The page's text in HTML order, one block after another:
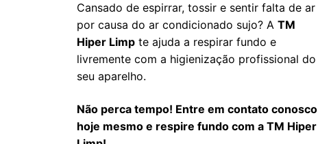
Cansado de espirrar, tossir e sentir falta de ar
por causa do ar condicionado sujo? A TM
Hiper Limp te ajuda a respirar fundo e
livremente com a higienização profissional do
seu aparelho.
Não perca tempo! Entre em contato conosco
hoje mesmo e respire fundo com a TM Hiper